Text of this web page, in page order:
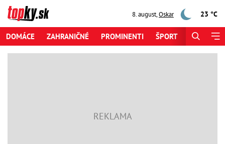
8. august,Oskar 23 °C
DOMÁCE ZAHRANIČNÉ PROMINENTI ŠPORT